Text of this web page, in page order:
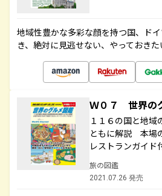
地域性豊かな多彩な顔を持つ国、ド
き、絶対に見逃せない、やっておき
Ｗ０７ 世界の
１１６の国と地域
ともに解説 本場
レストランガイド
旅の図鑑
2021.07.26 発売